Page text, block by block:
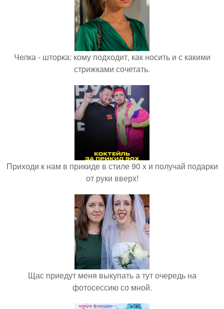
Челка - шторка: кому подходит, как носить и с какими
стрижками сочетать.
Приходи к нам в прикиде в стиле 90 х и получай подарки
от руки вверх!
Щас приедут меня выкупать а тут очередь на
фотосессию со мной.